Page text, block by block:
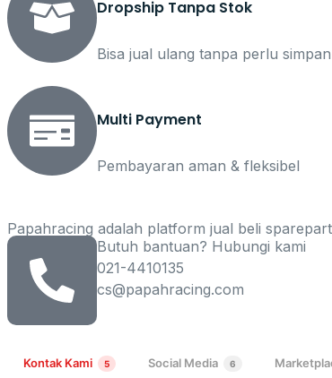
Dropship Tanpa Stok
Bisa jual ulang tanpa perlu
Multi Payment
Pembayaran aman & fleksibel
Papahracing adalah platform jual beli
Butuh bantuan? Hubungi kami
021-4410135
cs@papahracing.com
Kontak Kami 5 Social Media 6